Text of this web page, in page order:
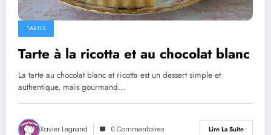
TARTES
Tarte à la ricotta et au chocolat blanc
La tarte au chocolat blanc et ricotta est un dessert simple et
authentique, mais gourmand…
Xavier Legrand 0 Commentaires Lire La Suite